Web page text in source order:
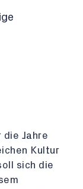
die Jahre
Kultur
sich die